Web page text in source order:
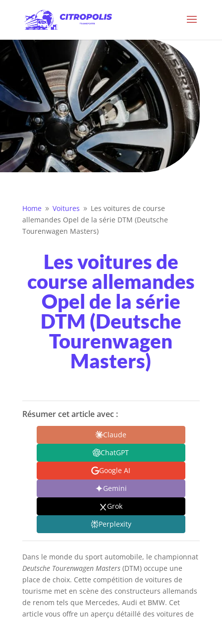
Home 9 Voitures 9 Les voitures de course
allemandes Opel de la série DTM (Deutsche
Tourenwagen Masters)
Les voitures de
course allemandes
Opel de la série
DTM (Deutsche
Tourenwagen
Masters)
Résumer cet article avec :
Claude
ChatGPT
Google AI
Gemini
Grok
Perplexity
Dans le monde du sport automobile, le championnat
Deutsche Tourenwagen Masters(DTM) occupe une
place de choix. Cette compétition de voitures de
tourisme met en scène des constructeurs allemands
de renom tels que Mercedes, Audi et BMW. Cet
article vous offre un aperçu détaillé des voitures de